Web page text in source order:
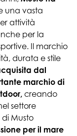
una vasta
attività
per la
Il marchio
durata e stile
dal
marchio di
creando
settore
Musto
per il mare